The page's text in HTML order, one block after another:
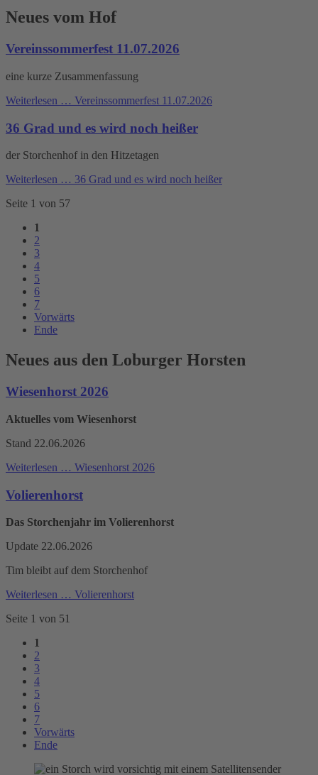
Neues vom Hof
Vereinssommerfest 11.07.2026
eine kurze Zusammenfassung
Weiterlesen … Vereinssommerfest 11.07.2026
36 Grad und es wird noch heißer
der Storchenhof in den Hitzetagen
Weiterlesen … 36 Grad und es wird noch heißer
Seite 1 von 57
1
2
3
4
5
6
7
Vorwärts
Ende
Neues aus den Loburger Horsten
Wiesenhorst 2026
Aktuelles vom Wiesenhorst
Stand 22.06.2026
Weiterlesen … Wiesenhorst 2026
Volierenhorst
Das Storchenjahr im Volierenhorst
Update 22.06.2026
Tim bleibt auf dem Storchenhof
Weiterlesen … Volierenhorst
Seite 1 von 51
1
2
3
4
5
6
7
Vorwärts
Ende